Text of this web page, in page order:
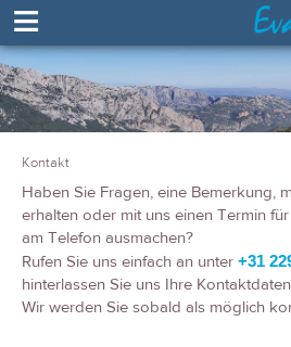
≡
Kontakt
Haben Sie Fragen, eine Bemerkung,
erhalten oder mit uns einen Termin
am Telefon ausmachen?
Rufen Sie uns einfach an unter +31
hinterlassen Sie uns Ihre
Wir werden Sie sobald als möglich